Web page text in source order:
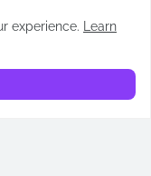
experience.
Learn